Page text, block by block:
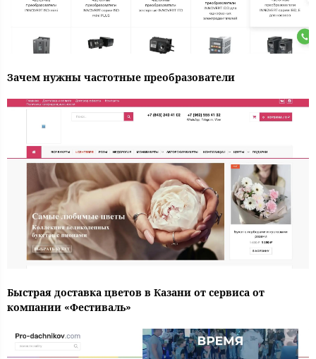
Зачем нужны частотные преобразователи
Быстрая доставка цветов в Казани от сервиса от
компании «Фестиваль»